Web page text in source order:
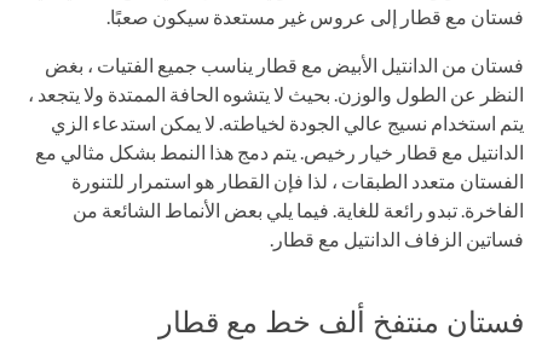
فستان مع قطار إلى عروس غير مستعدة سيكون صعبًا.
فستان من الدانتيل الأبيض مع قطار يناسب جميع الفتيات ، بغض
النظر عن الطول والوزن. بحيث لا يتشوه الحافة الممتدة ولا يتجعد ،
يتم استخدام نسيج عالي الجودة لخياطته. لا يمكن استدعاء الزي
الدانتيل مع قطار خيار رخيص. يتم دمج هذا النمط بشكل مثالي مع
الفستان متعدد الطبقات ، لذا فإن القطار هو استمرار للتنورة
الفاخرة. تبدو رائعة للغاية. فيما يلي بعض الأنماط الشائعة من
فساتين الزفاف الدانتيل مع قطار.
فستان منتفخ ألف خط مع قطار